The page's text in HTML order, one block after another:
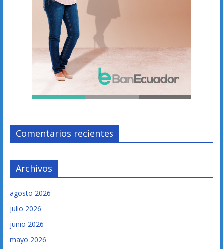
Comentarios recientes
Archivos
agosto 2026
julio 2026
junio 2026
mayo 2026